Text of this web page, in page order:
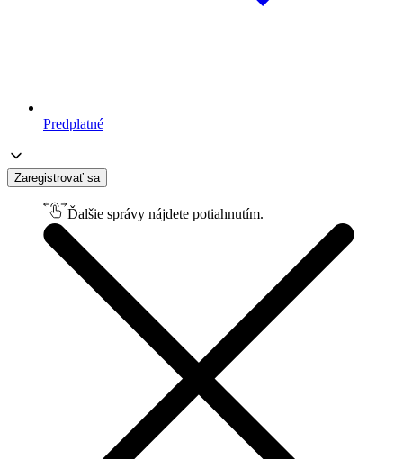
Predplatné
Zaregistrovať sa
Ďalšie správy nájdete potiahnutím.